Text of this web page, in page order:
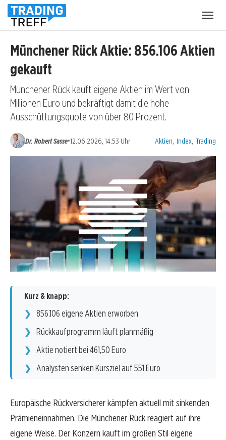
Münchener Rück Aktie: 856.106 Aktien
gekauft
Münchener Rück kauft eigene Aktien im Wert von
Millionen Euro und bekräftigt damit die hohe
Ausschüttungsquote von über 80 Prozent.
Dr. Robert Sasse•12.06.2026, 14:53 Uhr Kategorien:
Aktien Index Trading
Kurz & knapp:
856.106 eigene Aktien erworben
Rückkaufprogramm läuft planmäßig
Aktie notiert bei 461,50 Euro
Analysten senken Kursziel auf 551 Euro
Europäische Rückversicherer kämpfen aktuell mit sinkenden
Prämieneinnahmen. Die Münchener Rück reagiert auf ihre
eigene Weise. Der Konzern kauft im großen Stil eigene